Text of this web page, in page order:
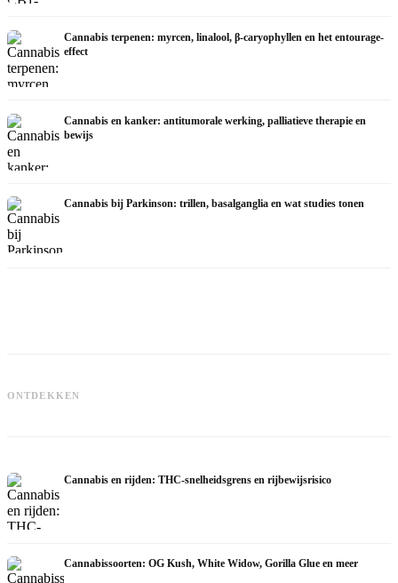
Cannabis terpenen: myrcen, linalool, β-caryophyllen en het entourage-
effect
Cannabis en kanker: antitumorale werking, palliatieve therapie en
bewijs
Cannabis bij Parkinson: trillen, basalganglia en wat studies tonen
ONTDEKKEN
zelfmedicatie en wat studies tonen
Cannabis en rijden: THC-snelheidsgrens en rijbewijsrisico
Cannabissoorten: OG Kush, White Widow, Gorilla Glue en meer